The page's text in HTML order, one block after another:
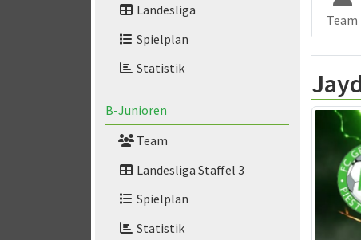
Landesliga
Spielplan
Statistik
B-Junioren
Team
Landesliga Staffel 3
Spielplan
Statistik
Team